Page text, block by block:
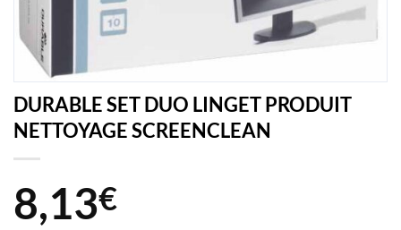
DURABLE SET DUO LINGET PRODUIT
NETTOYAGE SCREENCLEAN
8,13€